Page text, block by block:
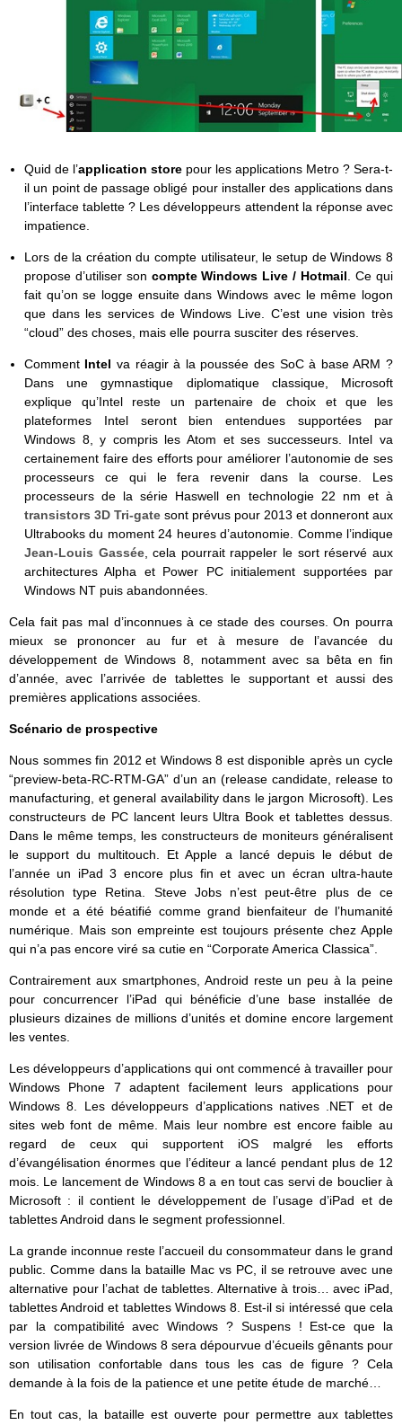
Quid de l’application store pour les applications Metro ? Sera-t-
il un point de passage obligé pour installer des applications dans
l’interface tablette ? Les développeurs attendent la réponse avec
impatience.
Lors de la création du compte utilisateur, le setup de Windows 8
propose d’utiliser son compte Windows Live / Hotmail . Ce qui
fait qu’on se logge ensuite dans Windows avec le même logon
que dans les services de Windows Live. C’est une vision très
“cloud” des choses, mais elle pourra susciter des réserves.
Comment Intelva réagir à la poussée des SoC à base ARM ?
Dans une gymnastique diplomatique classique, Microsoft
explique qu’Intel reste un partenaire de choix et que les
plateformes Intel seront bien entendues supportées par
Windows 8, y compris les Atom et ses successeurs. Intel va
certainement faire des efforts pour améliorer l’autonomie de ses
processeurs ce qui le fera revenir dans la course. Les
processeurs de la série Haswell en technologie 22 nm et à
transistors 3D Tri-gatesont prévus pour 2013 et donneront aux
Ultrabooks du moment 24 heures d’autonomie. Comme l’indique
Jean-Louis Gassée, cela pourrait rappeler le sort réservé aux
architectures Alpha et Power PC initialement supportées par
Windows NT puis abandonnées.
Cela fait pas mal d’inconnues à ce stade des courses. On pourra
mieux se prononcer au fur et à mesure de l’avancée du
développement de Windows 8, notamment avec sa bêta en fin
d’année, avec l’arrivée de tablettes le supportant et aussi des
premières applications associées.
Scénario de prospective
Nous sommes fin 2012 et Windows 8 est disponible après un cycle
“preview-beta-RC-RTM-GA” d’un an (release candidate, release to
manufacturing, et general availability dans le jargon Microsoft). Les
constructeurs de PC lancent leurs Ultra Book et tablettes dessus.
Dans le même temps, les constructeurs de moniteurs généralisent
le support du multitouch. Et Apple a lancé depuis le début de
l’année un iPad 3 encore plus fin et avec un écran ultra-haute
résolution type Retina. Steve Jobs n’est peut-être plus de ce
monde et a été béatifié comme grand bienfaiteur de l’humanité
numérique. Mais son empreinte est toujours présente chez Apple
qui n’a pas encore viré sa cutie en “Corporate America Classica”.
Contrairement aux smartphones, Android reste un peu à la peine
pour concurrencer l’iPad qui bénéficie d’une base installée de
plusieurs dizaines de millions d’unités et domine encore largement
les ventes.
Les développeurs d’applications qui ont commencé à travailler pour
Windows Phone 7 adaptent facilement leurs applications pour
Windows 8. Les développeurs d’applications natives .NET et de
sites web font de même. Mais leur nombre est encore faible au
regard de ceux qui supportent iOS malgré les efforts
d’évangélisation énormes que l’éditeur a lancé pendant plus de 12
mois. Le lancement de Windows 8 a en tout cas servi de bouclier à
Microsoft : il contient le développement de l’usage d’iPad et de
tablettes Android dans le segment professionnel.
La grande inconnue reste l’accueil du consommateur dans le grand
public. Comme dans la bataille Mac vs PC, il se retrouve avec une
alternative pour l’achat de tablettes. Alternative à trois… avec iPad,
tablettes Android et tablettes Windows 8. Est-il si intéressé que cela
par la compatibilité avec Windows ? Suspens ! Est-ce que la
version livrée de Windows 8 sera dépourvue d’écueils gênants pour
son utilisation confortable dans tous les cas de figure ? Cela
demande à la fois de la patience et une petite étude de marché…
En tout cas, la bataille est ouverte pour permettre aux tablettes